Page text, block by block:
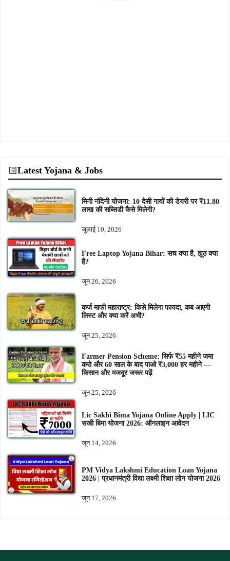
Latest Yojana & Jobs
मिनी नंदिनी योजना: 10 देसी गायों की डेयरी पर ₹11.80
लाख की सब्सिडी कैसे मिलेगी?
जुलाई 10, 2026
Free Laptop Yojana Bihar: सच क्या है, झूठ क्या
है?
जून 26, 2026
कर्ज माफी महाराष्ट्र: किसे मिलेगा फायदा, कब आएगी
लिस्ट और क्या करें अभी?
जून 25, 2026
Farmer Pension Scheme: सिर्फ ₹55 महीने जमा
करो और 60 साल के बाद पाओ ₹3,000 हर महीने —
किसान और मजदूर जरूर पढ़ें
जून 25, 2026
Lic Sakhi Bima Yojana Online Apply | LIC
सखी बिमा योजना 2026: ऑनलाइन आवेदन
जून 14, 2026
PM Vidya Lakshmi Education Loan Yojana
2026 | प्रधानमंत्री विद्या लक्ष्मी शिक्षा लोन योजना 2026
जून 17, 2026